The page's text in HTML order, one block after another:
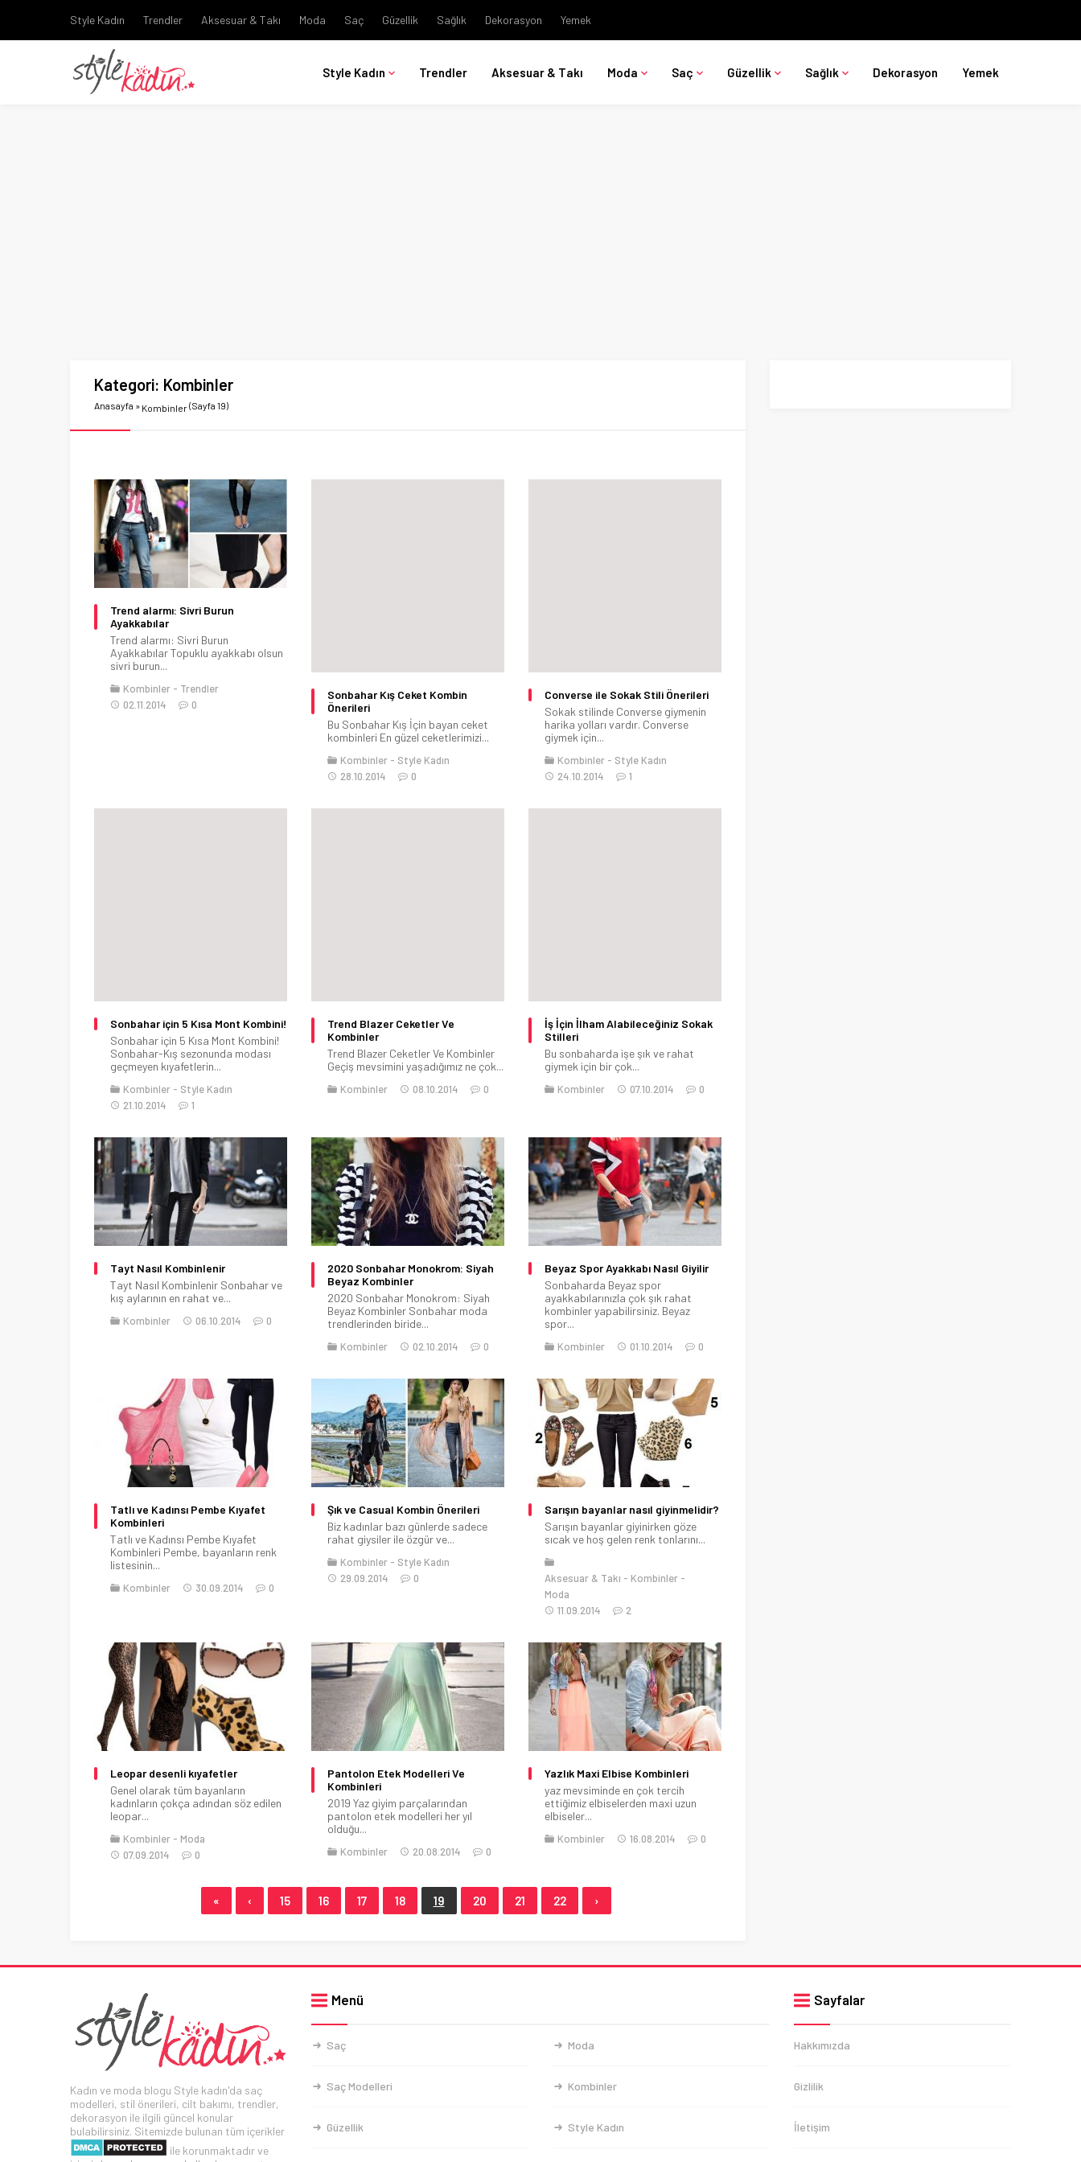
Style Kadın Trendler Aksesuar & Takı Moda Saç Güzellik Sağlık Dekorasyon Yemek
Style Kadın Trendler Aksesuar & Takı Moda Saç Güzellik Sağlık Dekorasyon Yemek
Kategori: Kombinler
Anasayfa » Kombinler(Sayfa 19)
Trend alarmı: Sivri Burun
Ayakkabılar
Trend alarmı: Sivri Burun
Ayakkabılar Topuklu ayakkabı olsun
sivri burun...
Kombinler
Trendler
02.11.2014
0
Sonbahar Kış Ceket Kombin
Önerileri
Bu Sonbahar Kış İçin bayan ceket
kombinleri En güzel ceketlerimizi...
Kombinler
Style Kadın
28.10.2014
0
Converse ile Sokak Stili Önerileri
Sokak stilinde Converse giymenin
harika yolları vardır. Converse
giymek için...
Kombinler
Style Kadın
24.10.2014
1
Sonbahar için 5 Kısa Mont Kombini!
Sonbahar için 5 Kısa Mont Kombini!
Sonbahar-Kış sezonunda modası
geçmeyen kıyafetlerin...
Kombinler
Style Kadın
21.10.2014
1
Trend Blazer Ceketler Ve
Kombinler
Trend Blazer Ceketler Ve Kombinler
Geçiş mevsimini yaşadığımız ne çok...
Kombinler 08.10.2014 0
İş İçin İlham Alabileceğiniz Sokak
Stilleri
Bu sonbaharda işe şık ve rahat
giymek için bir çok...
Kombinler 07.10.2014 0
Tayt Nasıl Kombinlenir
Tayt Nasıl Kombinlenir Sonbahar ve
kış aylarının en rahat ve...
Kombinler 06.10.2014 0
2020 Sonbahar Monokrom: Siyah
Beyaz Kombinler
2020 Sonbahar Monokrom: Siyah
Beyaz Kombinler Sonbahar moda
trendlerinden biride...
Kombinler 02.10.2014 0
Beyaz Spor Ayakkabı Nasıl Giyilir
Sonbaharda Beyaz spor
ayakkabılarınızla çok şık rahat
kombinler yapabilirsiniz. Beyaz
spor...
Kombinler 01.10.2014 0
Tatlı ve Kadınsı Pembe Kıyafet
Kombinleri
Tatlı ve Kadınsı Pembe Kıyafet
Kombinleri Pembe, bayanların renk
listesinin...
Kombinler 30.09.2014 0
Şık ve Casual Kombin Önerileri
Biz kadınlar bazı günlerde sadece
rahat giysiler ile özgür ve...
Kombinler
Style Kadın
29.09.2014
0
Sarışın bayanlar nasıl giyinmelidir?
Sarışın bayanlar giyinirken göze
sıcak ve hoş gelen renk tonlarını...
Aksesuar & Takı
Kombinler
Moda
11.09.2014
2
Leopar desenli kıyafetler
Genel olarak tüm bayanların
kadınların çokça adından söz edilen
leopar...
Kombinler
Moda
07.09.2014
0
Pantolon Etek Modelleri Ve
Kombinleri
2019 Yaz giyim parçalarından
pantolon etek modelleri her yıl
olduğu...
Kombinler 20.08.2014 0
Yazlık Maxi Elbise Kombinleri
yaz mevsiminde en çok tercih
ettiğimiz elbiselerden maxi uzun
elbiseler...
Kombinler 16.08.2014 0
« ‹ 15 16 17 18 19 20 21 22 ›
Kadın ve moda blogu Style kadın'da saç
modelleri, stil önerileri, cilt bakımı, trendler,
dekorasyon ile ilgili güncel konular
bulabilirsiniz. Sitemizde bulunan tüm içerikler
ile korunmaktadır ve
Menü
Saç Moda
Saç Modelleri Kombinler
Güzellik Style Kadın
Sayfalar
Hakkımızda
Gizlilik
İletişim